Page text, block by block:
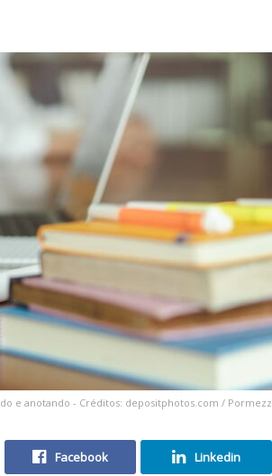
e anotando - Créditos: depositphotos.com / Pormezz
Facebook Linkedin